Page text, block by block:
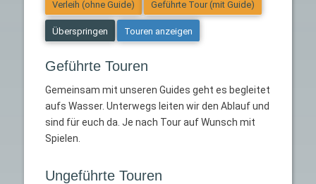
Verleih (ohne Guide) Geführte Tour (mit Guide)
Überspringen Touren anzeigen
Geführte Touren
Gemeinsam mit unseren Guides geht es begleitet
aufs Wasser. Unterwegs leiten wir den Ablauf und
sind für euch da. Je nach Tour auf Wunsch mit
Spielen.
Ungeführte Touren